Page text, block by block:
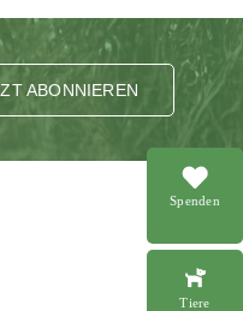
Spenden
Tiere
ABONNIEREN